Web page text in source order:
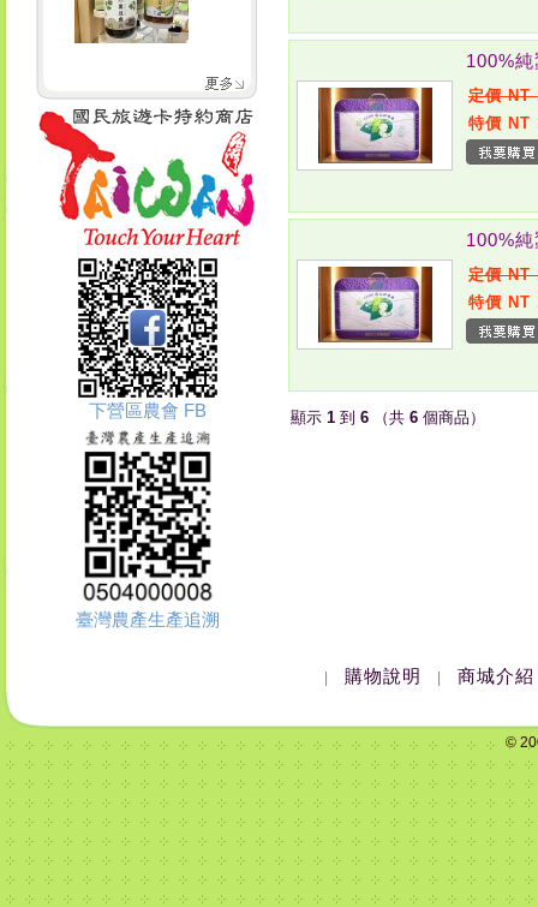
下營區農會 FB
臺灣農產生產追溯
100%
定價 NT
特價 NT
100%
定價 NT
特價 NT
顯示 1 到 6 （共 6 個商品）
購物說明 商城介紹
©